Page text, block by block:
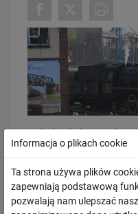
28 kwietnia br. w
dla oka i duszy
tych, których życiową
Wielkie kolejowe show,
Spółki wchodzące w
06.08.2026
Budujemy nowoczesną kolej
PRZECZYTAJ
03.08.2026
Informacja o plikach cookie
Ta strona używa plików
zapewniają podstawową
pozwalają nam ulepszać